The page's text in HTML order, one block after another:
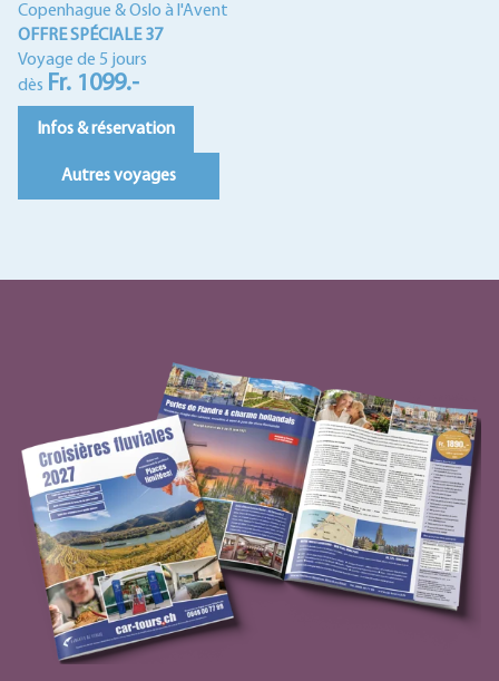
Copenhague & Oslo à l'Avent
OFFRE SPÉCIALE 37
Voyage de 5 jours
dès Fr. 1099.-
Infos & réservation
Autres voyages